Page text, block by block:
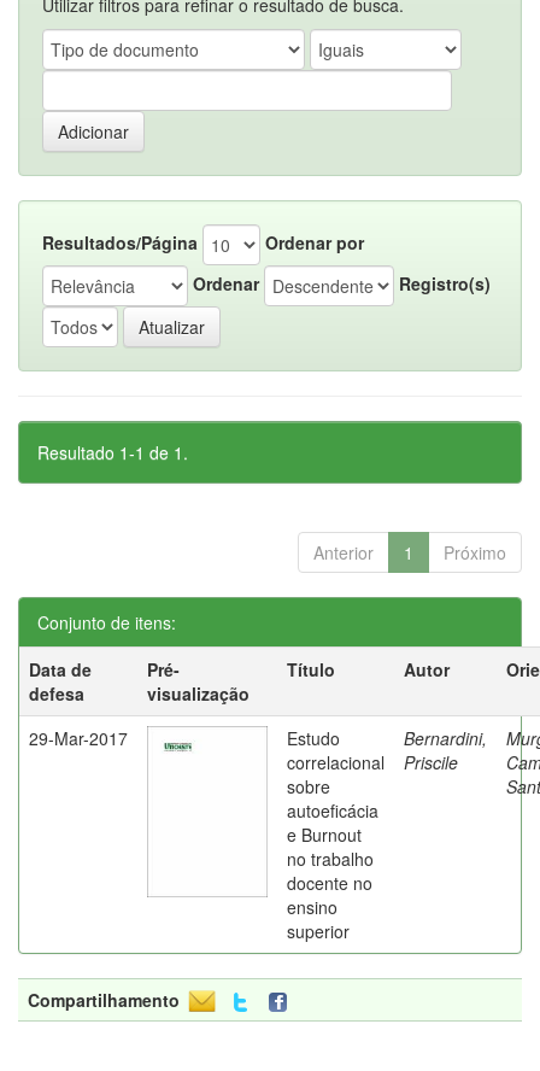
Utilizar filtros para refinar o resultado de busca.
Resultados/Página
Ordenar por
Ordenar
Registro(s)
Resultado 1-1 de 1.
Anterior 1 Próximo
Conjunto de itens:
Data de
defesa
Pré-
visualização
Título Autor
29-Mar-2017
Estudo
correlacional
sobre
autoeficácia
e Burnout
no trabalho
docente no
ensino
superior
Bernardini,
Priscile
Compartilhamento